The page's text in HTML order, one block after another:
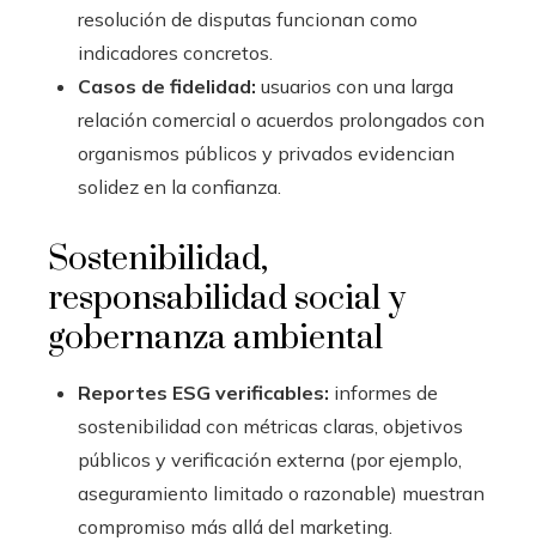
resolución de disputas funcionan como
indicadores concretos.
Casos de fidelidad: usuarios con una larga
relación comercial o acuerdos prolongados con
organismos públicos y privados evidencian
solidez en la confianza.
Sostenibilidad,
responsabilidad social y
gobernanza ambiental
Reportes ESG verificables: informes de
sostenibilidad con métricas claras, objetivos
públicos y verificación externa (por ejemplo,
aseguramiento limitado o razonable) muestran
compromiso más allá del marketing.